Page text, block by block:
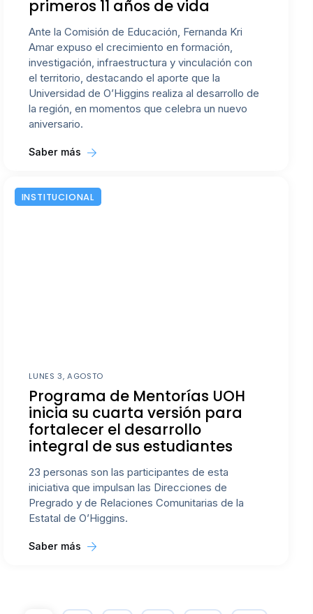
primeros 11 años de vida
Ante la Comisión de Educación, Fernanda Kri
Amar expuso el crecimiento en formación,
investigación, infraestructura y vinculación con
el territorio, destacando el aporte que la
Universidad de O’Higgins realiza al desarrollo de
la región, en momentos que celebra un nuevo
aniversario.
Saber más
INSTITUCIONAL
LUNES 3, AGOSTO
Programa de Mentorías UOH
inicia su cuarta versión para
fortalecer el desarrollo
integral de sus estudiantes
23 personas son las participantes de esta
iniciativa que impulsan las Direcciones de
Pregrado y de Relaciones Comunitarias de la
Estatal de O’Higgins.
Saber más